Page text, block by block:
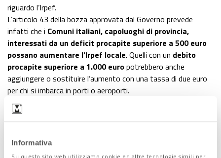
Informativa
riguardo l’Irpef.
L’articolo 43 della bozza approvata dal Governo prevede
infatti che i Comuni italiani, capoluoghi di provincia,
interessati da un deficit procapite superiore a 500 euro
possano aumentare l’Irpef locale. Quelli con un debito
procapite superiore a 1.000 europotrebbero anche
aggiungere o sostituire l’aumento con una tassa di due euro
per chi si imbarca in porti o aeroporti.